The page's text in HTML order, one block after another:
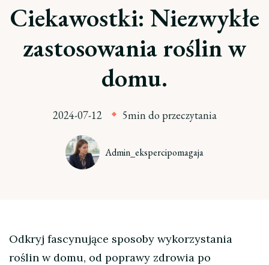
Ciekawostki: Niezwykłe
zastosowania roślin w
domu.
2024-07-12 5min do przeczytania
Admin_ekspercipomagaja
Odkryj fascynujące sposoby wykorzystania
roślin w domu, od poprawy zdrowia po